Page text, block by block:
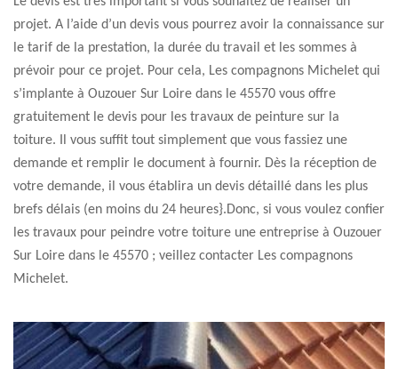
projet. A l’aide d’un devis vous pourrez avoir la connaissance sur
le tarif de la prestation, la durée du travail et les sommes à
prévoir pour ce projet. Pour cela, Les compagnons Michelet qui
s’implante à Ouzouer Sur Loire dans le 45570 vous offre
gratuitement le devis pour les travaux de peinture sur la
toiture. Il vous suffit tout simplement que vous fassiez une
demande et remplir le document à fournir. Dès la réception de
votre demande, il vous établira un devis détaillé dans les plus
brefs délais (en moins du 24 heures}.Donc, si vous voulez confier
les travaux pour peindre votre toiture une entreprise à Ouzouer
Sur Loire dans le 45570 ; veillez contacter Les compagnons
Michelet.